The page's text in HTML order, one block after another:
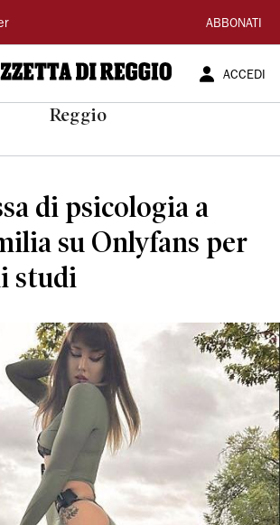
ABBONATI
ACCEDI
Reggio
di psicologia a
su Onlyfans per
studi